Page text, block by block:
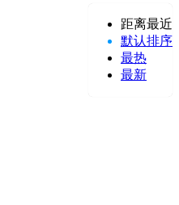
距离最近
默认排序
最热
最新